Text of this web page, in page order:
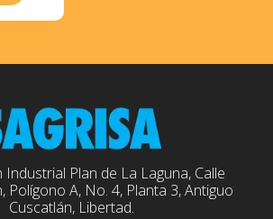
Plan de La Laguna, Calle
Polígono A, No. 4, Planta 3, Antiguo
Cuscatlán, Libertad.